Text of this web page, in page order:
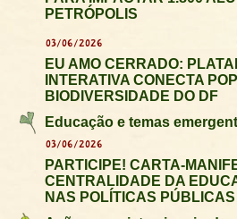
PETRÓPOLIS
03/06/2026
EU AMO CERRADO:
INTERATIVA CONECTA
BIODIVERSIDADE DO DF
Educação e temas
03/06/2026
PARTICIPE! CARTA-
CENTRALIDADE DA
NAS POLÍTICAS PÚBLICAS